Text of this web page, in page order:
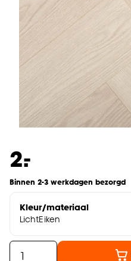
2.
-
Binnen 2-3 werkdagen bezorgd
Kleur/materiaal
LichtEiken